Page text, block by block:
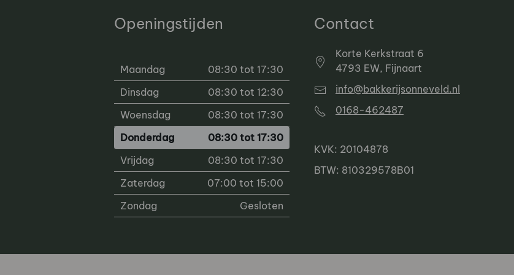
Openingstijden
Maandag
08:30 tot 17:30
Dinsdag
08:30 tot 12:30
Woensdag
08:30 tot 17:30
Donderdag
08:30 tot 17:30
Vrijdag
08:30 tot 17:30
Zaterdag
07:00 tot 15:00
Zondag
Gesloten
Contact
Korte Kerkstraat 6
4793 EW, Fijnaart
info@bakkerijsonneveld.nl
0168-462487
KVK: 20104878
BTW: 810329578B01